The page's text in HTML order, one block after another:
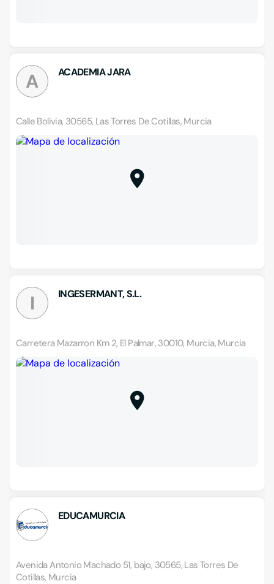
A ACADEMIA JARA
Calle Bolivia, 30565, Las Torres De Cotillas, Murcia
I INGESERMANT, S.L.
Carretera Mazarron Km 2, El Palmar, 30010, Murcia, Murcia
EDUCAMURCIA
Avenida Antonio Machado 51, bajo, 30565, Las Torres De
Cotillas, Murcia